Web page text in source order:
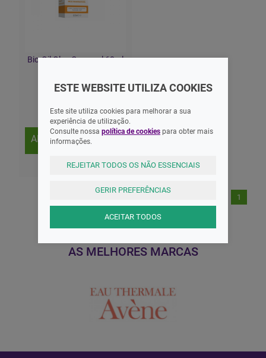
Bio-Oil Oleo Corporal 60ml
ADICIONAR
1
AS MELHORES MARCAS
ESTE WEBSITE UTILIZA COOKIES
Este site utiliza cookies para melhorar a sua
experiência de utilização.
Consulte nossa política de cookies para obter mais
informações.
REJEITAR TODOS OS NÃO ESSENCIAIS
GERIR PREFERÊNCIAS
ACEITAR TODOS